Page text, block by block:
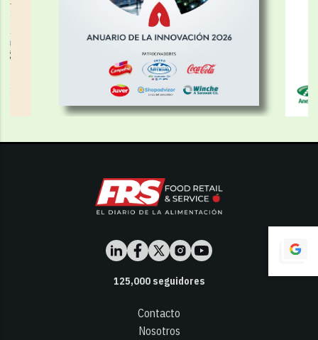
125,000seguidores
Contacto
Nosotros